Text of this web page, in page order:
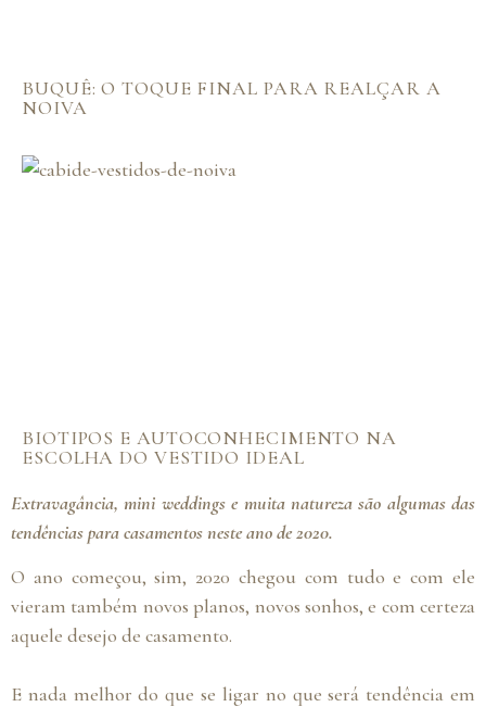
Extravagância, mini weddings e muita natureza são algumas das
tendências para casamentos neste ano de 2020.
O ano começou, sim, 2020 chegou com tudo e com ele
vieram também novos planos, novos sonhos, e com certeza
aquele desejo de casamento.
E nada melhor do que se ligar no que será tendência em
BUQUÊ: O TOQUE FINAL PARA REALÇAR A
NOIVA
BIOTIPOS E AUTOCONHECIMENTO NA
ESCOLHA DO VESTIDO IDEAL